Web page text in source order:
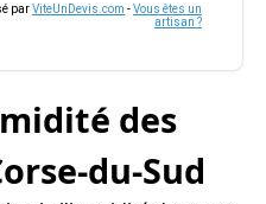
parViteUnDevis.com -Vous êtes un
artisan ?
des
du-Sud